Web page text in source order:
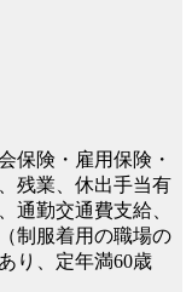
保険・雇用保険・
残業、休出手当有
通勤交通費支給、
制服着用の職場の
り、定年満60歳